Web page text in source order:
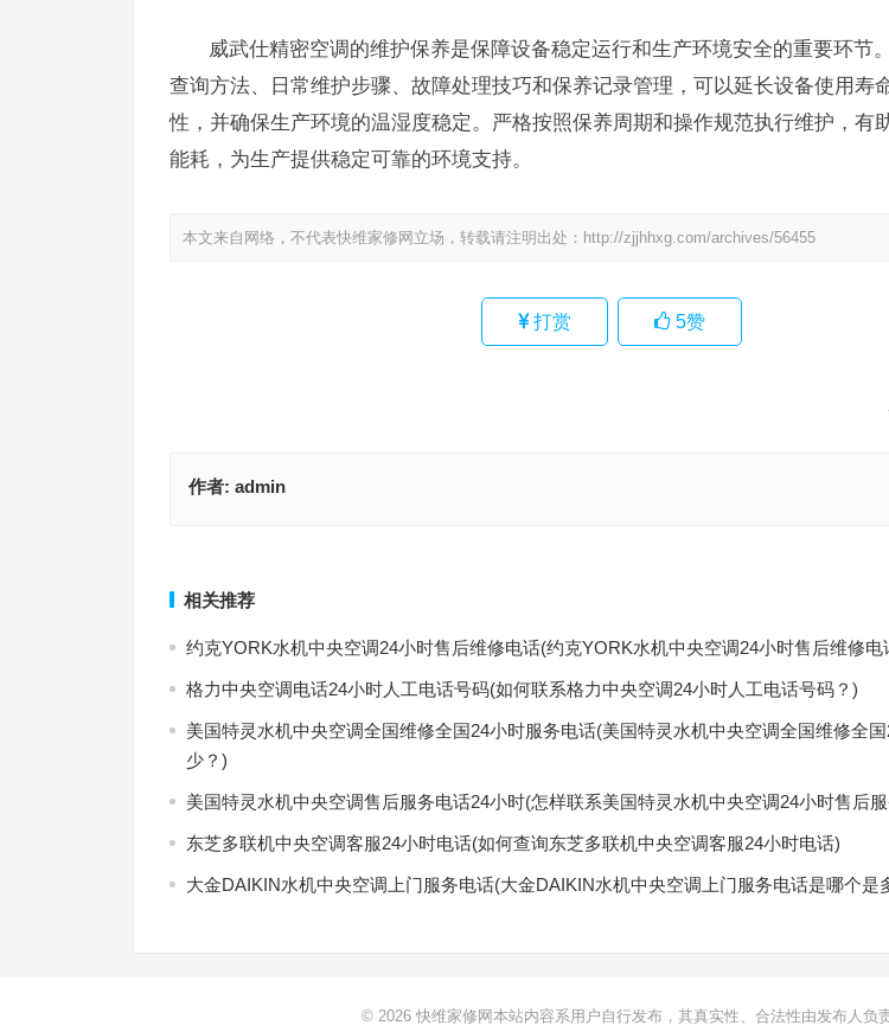
威武仕精密空调的维护保养是保障设备稳定运行和生产环境安全的重要环节
查询方法、日常维护步骤、故障处理技巧和保养记录管理，可以延长设备使用寿
性，并确保生产环境的温湿度稳定。严格按照保养周期和操作规范执行维护，有
能耗，为生产提供稳定可靠的环境支持。
本文来自网络，不代表快维家修网立场，转载请注明出处： http://zjjhhxg.com/archives/56455
打赏 5赞
作者: admin
相关推荐
约克YORK水机中央空调24小时售后维修电话(约克YORK水机中央空调24小时售后维修电
格力中央空调电话24小时人工电话号码(如何联系格力中央空调24小时人工电话号码？)
美国特灵水机中央空调全国维修全国24小时服务电话(美国特灵水机中央空调全国维修全
少？)
美国特灵水机中央空调售后服务电话24小时(怎样联系美国特灵水机中央空调24小时售后
东芝多联机中央空调客服24小时电话(如何查询东芝多联机中央空调客服24小时电话)
大金DAIKIN水机中央空调上门服务电话(大金DAIKIN水机中央空调上门服务电话是哪个是
© 2026 快维家修网本站内容系用户自行发布，其真实性、合法性由发布人负